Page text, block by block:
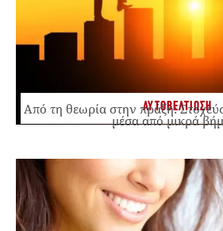
ΑΥΤΟΒΕΛΤΙΩΣΗ
Από τη θεωρία στην πράξη:
μέσα από μικρά